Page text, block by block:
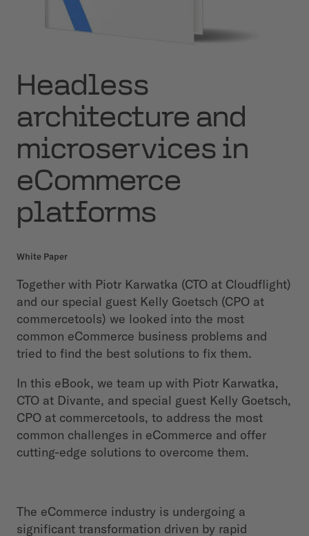
Headless
architecture and
microservices in
eCommerce
platforms
White Paper
Together with Piotr Karwatka (CTO at Cloudflight)
and our special guest Kelly Goetsch (CPO at
commercetools) we looked into the most
common eCommerce business problems and
tried to find the best solutions to fix them.
In this eBook, we team up with Piotr Karwatka,
CTO at Divante, and special guest Kelly Goetsch,
CPO at commercetools, to address the most
common challenges in eCommerce and offer
cutting-edge solutions to overcome them.
The eCommerce industry is undergoing a
significant transformation driven by rapid